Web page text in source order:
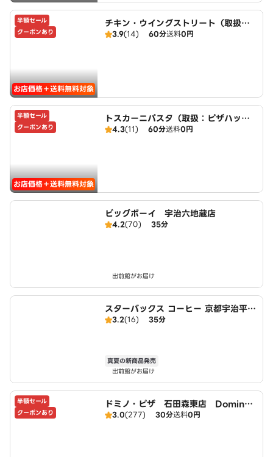
半額セール
クーポンあり
お店価格＋送料無料対象
チキン・ウイングストリート（取扱：
ピザハットMOMOテラス店）
3.9(14) 60分送料0円
半額セール
クーポンあり
お店価格＋送料無料対象
トスカーニパスタ（取扱：ピザハット
MOMOテラス店）
4.3(11) 60分送料0円
ビッグボーイ 宇治六地蔵店
4.2(70) 35分
出前館がお届け
スターバックス コーヒー 京都宇治平等
院表参道店
3.2(16) 35分
真夏の新商品発売
出前館がお届け
半額セール
クーポンあり
ドミノ・ピザ 石田森東店 Domin
o's3.0(277) 30分送料0円